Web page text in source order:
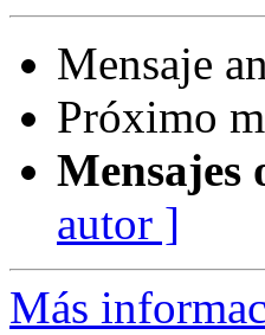
Mensaje
Próximo
Mensajes
autor ]
Más